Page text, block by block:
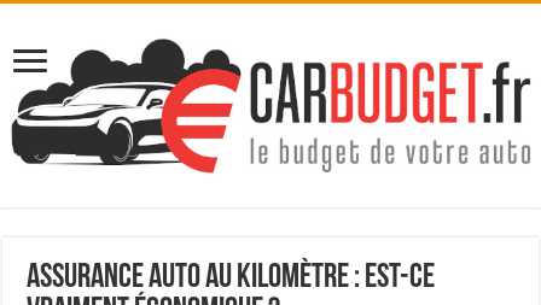
Assurance auto au kilomètre : Est-ce